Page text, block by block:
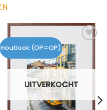
Houtlook (OP=OP)
UITVERKOCHT